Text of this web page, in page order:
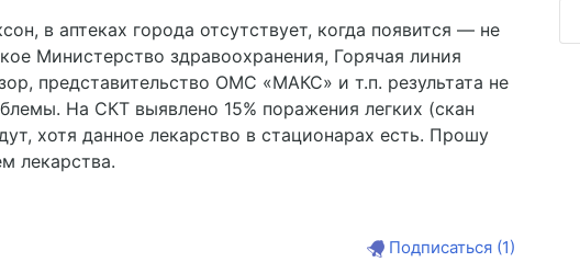
в аптеках города отсутствует, когда появится — не
Министерство здравоохранения, Горячая линия
представительство ОМС «МАКС» и т.п. результата не
На СКТ выявлено 15% поражения легких (скан
хотя данное лекарство в стационарах есть. Прошу
лекарства.
Подписаться (1)